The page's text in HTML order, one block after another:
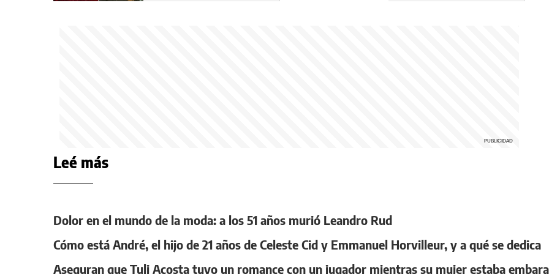
Leé más
Dolor en el mundo de la moda: a los 51 años murió Leandro Rud
Cómo está André, el hijo de 21 años de Celeste Cid y Emmanuel Horvilleur, y a qué se dedica
Aseguran que Tuli Acosta tuvo un romance con un jugador mientras su mujer estaba